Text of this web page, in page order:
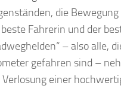
die
Fahrerin und der
– also alle,
gefahren sind –
Verlosung einer